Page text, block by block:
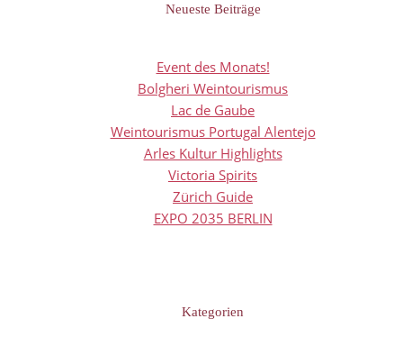
Neueste Beiträge
Event des Monats!
Bolgheri Weintourismus
Lac de Gaube
Weintourismus Portugal Alentejo
Arles Kultur Highlights
Victoria Spirits
Zürich Guide
EXPO 2035 BERLIN
Kategorien